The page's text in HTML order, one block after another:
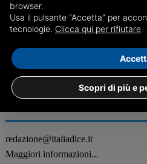
24/04
redazione@italiadice.it
Maggiori informazioni...
browser.
Usa il pulsante “Accetta” per
tecnologie. Clicca qui per rifiutare
Scopri di più e